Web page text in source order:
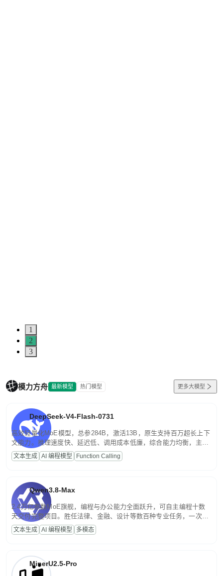
1
2
3
模力方舟 最新模型 热门模型 更多大模型
DeepSeek-V4-Flash-0731
高效轻量化MoE模型，总参284B，激活13B，原生支持百万超长上下
文能力。推理速度快、延迟低、调用成本低廉，综合能力均衡，主打
高并发、轻量化任务，适合日常对话、内容创作、基础 RAG、批量
文案处理等普惠刚需场景。
文本生成 AI 编程模型 Function Calling
Qwen3.8-Max
2.4万亿参数MoE旗舰，编程与办公能力全面跃升，可自主编程十数
天交付完整项目。胜任法律、金融、设计等数百种专业任务，一次对
话端到端交付生产级成果。原生视觉理解贯穿规划、执行与验证全流
程，支持超长文档与长视频的深度语义解析。长程任务中自主规划与
文本生成 AI 编程模型 多模态
MinerU2.5-Pro